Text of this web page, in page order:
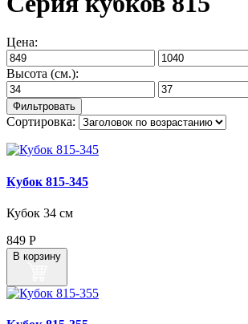
Цена:
Высота (см.):
Сортировка:
Кубок 815‑345
Кубок 34 см
849 Р
В корзину